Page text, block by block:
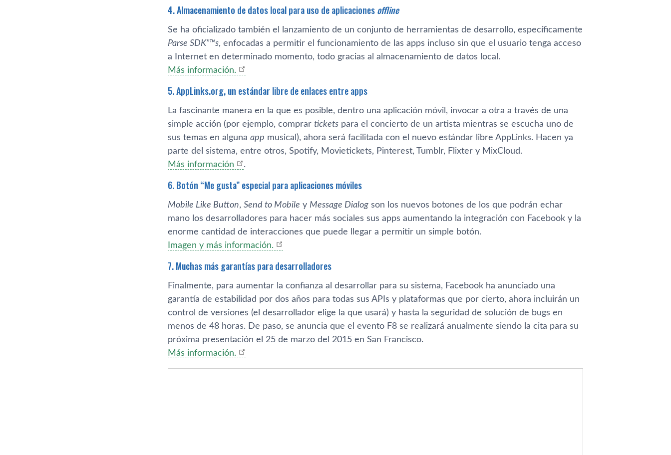
4. Almacenamiento de datos local para uso de aplicacionesoffline
Se ha oficializado también el lanzamiento de un conjunto de herramientas de desarrollo, especí­ficamente
Parse SDK”™s, enfocadas a permitir el funcionamiento de las apps incluso sin que el usuario tenga acceso
a Internet en determinado momento, todo gracias al almacenamiento de datos local.
Más información.
5. AppLinks.org, un estándar libre de enlaces entre apps
La fascinante manera en la que es posible, dentro una aplicación móvil, invocar a otra a través de una
simple acción (por ejemplo, comprar tickets para el concierto de un artista mientras se escucha uno de
sus temas en alguna app musical), ahora será facilitada con el nuevo estándar libre AppLinks. Hacen ya
parte del sistema, entre otros, Spotify, Movietickets, Pinterest, Tumblr, Flixter y MixCloud.
Más información
.
6. Botón “Me gusta” especial para aplicaciones móviles
Mobile Like Button, Send to Mobile y Message Dialog son los nuevos botones de los que podrán echar
mano los desarrolladores para hacer más sociales sus apps aumentando la integración con Facebook y la
enorme cantidad de interacciones que puede llegar a permitir un simple botón.
Imagen y más información.
7. Muchas más garantí­as para desarrolladores
Finalmente, para aumentar la confianza al desarrollar para su sistema, Facebook ha anunciado una
garantí­a de estabilidad por dos años para todas sus APIs y plataformas que por cierto, ahora incluirán un
control de versiones (el desarrollador elige la que usará) y hasta la seguridad de solución de bugs en
menos de 48 horas. De paso, se anuncia que el evento F8 se realizará anualmente siendo la cita para su
próxima presentación el 25 de marzo del 2015 en San Francisco.
Más información.